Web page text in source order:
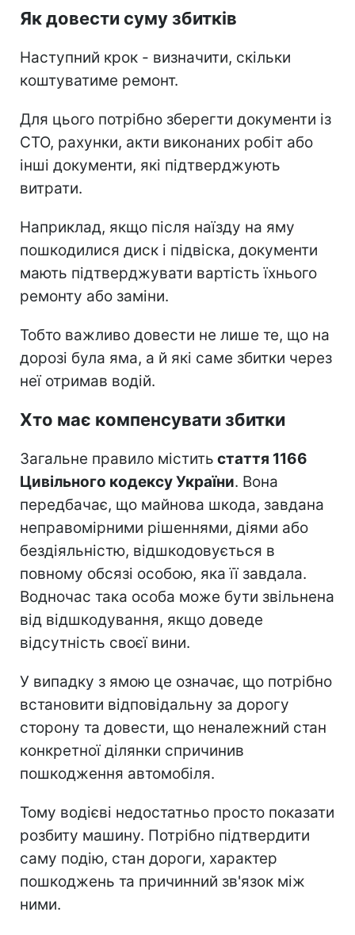
Як довести суму збитків
Наступний крок - визначити, скільки
коштуватиме ремонт.
Для цього потрібно зберегти документи із
СТО, рахунки, акти виконаних робіт або
інші документи, які підтверджують
витрати.
Наприклад, якщо після наїзду на яму
пошкодилися диск і підвіска, документи
мають підтверджувати вартість їхнього
ремонту або заміни.
Тобто важливо довести не лише те, що на
дорозі була яма, а й які саме збитки через
неї отримав водій.
Хто має компенсувати збитки
Загальне правило містить стаття 1166
Цивільного кодексу України. Вона
передбачає, що майнова шкода, завдана
неправомірними рішеннями, діями або
бездіяльністю, відшкодовується в
повному обсязі особою, яка її завдала.
Водночас така особа може бути звільнена
від відшкодування, якщо доведе
відсутність своєї вини.
У випадку з ямою це означає, що потрібно
встановити відповідальну за дорогу
сторону та довести, що неналежний стан
конкретної ділянки спричинив
пошкодження автомобіля.
Тому водієві недостатньо просто показати
розбиту машину. Потрібно підтвердити
саму подію, стан дороги, характер
пошкоджень та причинний зв'язок між
ними.